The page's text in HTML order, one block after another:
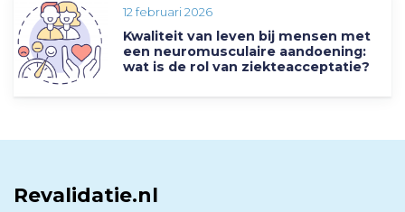
12 februari 2026
Kwaliteit van leven bij mensen met
een neuromusculaire aandoening:
wat is de rol van ziekteacceptatie?
Revalidatie.nl